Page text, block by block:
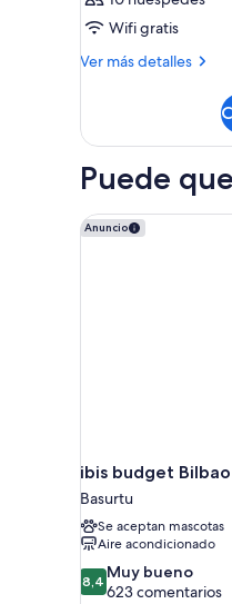
Wifi gratis
Ver más detalles
Más
Puede
Anuncio
ibis budget
Basurtu
Se aceptan mascotas
Aire acondicionado
8.4
sobre
8,4 Muy bueno
623 comentarios
ibis budget Bilbao